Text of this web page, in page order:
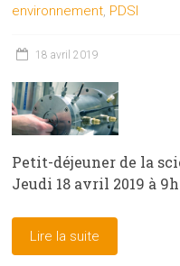
environnement, PDSI
18 avril 2019
Petit-déjeuner de la
Jeudi 18 avril 2019 à
Lire la suite